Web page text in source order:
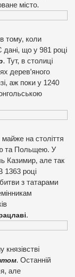
місто.
тому, коли
дані, що у 981 році
. Тут, в столиці
дерев’яного
аж поки у 1240
майже на століття
та Польщею. У
Казимир, але так
1363 році
з татарами
.
. Останній
але